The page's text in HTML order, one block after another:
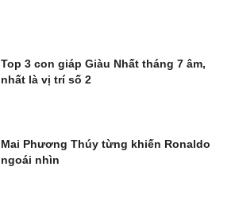
Top 3 con giáp Giàu Nhất tháng 7 âm,
nhất là vị trí số 2
Mai Phương Thúy từng khiến Ronaldo
ngoái nhìn